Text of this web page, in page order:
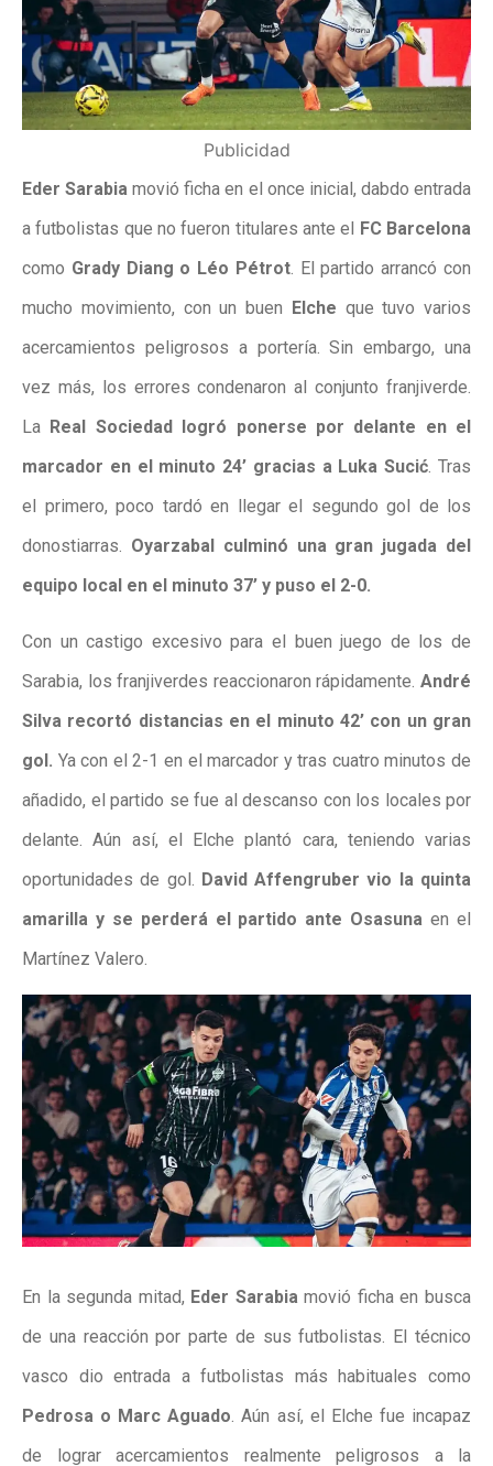
Publicidad
Eder Sarabia movió ficha en el once inicial, dabdo entrada
a futbolistas que no fueron titulares ante el
FC Barcelona
como Grady Diang o Léo Pétrot. El partido arrancó con
mucho movimiento, con un buen
Elche que tuvo varios
acercamientos peligrosos a portería. Sin embargo, una
vez más, los errores condenaron al conjunto franjiverde.
La Real Sociedad logró ponerse por delante en el
marcador en el minuto 24’ gracias a Luka Sucić. Tras
el primero, poco tardó en llegar el segundo gol de los
donostiarras. Oyarzabal culminó una gran jugada del
equipo local en el minuto 37’ y puso el 2-0.
Con un castigo excesivo para el buen juego de los de
Sarabia, los franjiverdes reaccionaron rápidamente. André
Silva recortó distancias en el minuto 42’ con un gran
gol. Ya con el 2-1 en el marcador y tras cuatro minutos de
añadido, el partido se fue al descanso con los locales por
delante. Aún así, el Elche plantó cara, teniendo varias
oportunidades de gol. David Affengruber vio la quinta
amarilla y se perderá el partido ante Osasuna en el
Martínez Valero.
En la segunda mitad, Eder Sarabiamovió ficha en busca
de una reacción por parte de sus futbolistas. El técnico
vasco dio entrada a futbolistas más habituales como
Pedrosa o Marc Aguado. Aún así, el Elche fue incapaz
de lograr acercamientos realmente peligrosos a la